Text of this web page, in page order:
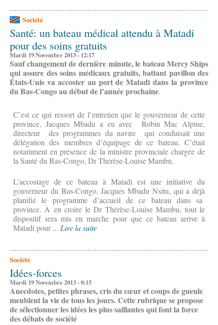
Société
Santé: un bateau médical attendu à Matadi
pour des soins gratuits
Mardi 19 Novembre 2013 - 12:17
Sauf changement de dernière minute, le bateau Mercy Ships
qui assure des soins médicaux gratuits, battant pavillon des
États-Unis va accoster au port de Matadi dans la province
du Bas-Congo au début de l’année prochaine.
C’est ce qui ressort de l’entretien que le gouverneur de cette
province, Jacques Mbadu a eu avec Robin Mac Alpine,
directeur des programmes du navire qui conduisait une
délégation des membres d’équipage de ce bateau. C’était
notamment en présence de la ministre provinciale chargée de
la Santé du Bas-Congo, Dr Thérèse-Louise Mambu.
L’accostage de ce bateau à Matadi est une initiative du
gouverneur du Bas-Congo, Jacques Mbadu Nsitu, qui a déjà
planifié le programme d’accueil de ce bateau dans sa
province. À en croire le Dr Thérèse-Louise Mambu, tout le
dispositif sera mis en marche pour que ce bateau arrive à
Matadi pour ... Lire la suite
Société
Idées-forces
Mardi 19 Novembre 2013 - 0:15
Anecdotes, petites phrases, cris du cœur et coups de gueule
meublent la vie de tous les jours. Cette rubrique se propose
de sélectionner les idées les plus saillantes qui font la force
des débats de société